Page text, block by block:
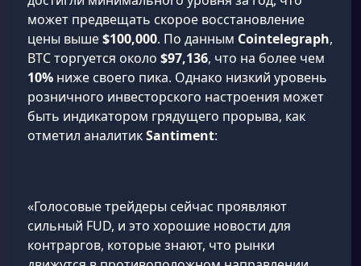
может предвещать скорое восстановление
цены выше$100,000. По данным Cointelegraph,
BTC торгуется около $97,136, что на более чем
10% ниже своего пика. Однако низкий уровень
розничного инвесторского настроения может
быть индикатором грядущего прорыва, как
отметил аналитикSantiment:
«Голосовые трейдеры сейчас проявляют
сильный FUD, и это хорошие новости для
контраргов, которые знают, что рынки